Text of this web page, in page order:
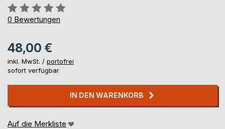
Bewertung::
0%
0 Bewertungen
48,00 €
inkl. MwSt. / portofrei
sofort verfügbar
IN DEN WARENKORB
Auf die Merkliste